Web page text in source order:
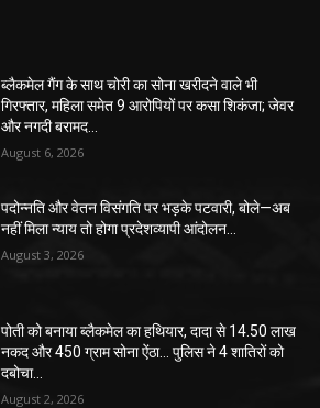
ब्लैकमेल गैंग के साथ चोरी का सोना खरीदने वाले भी
गिरफ्तार, महिला समेत 9 आरोपियों पर कसा शिकंजा; जेवर
और नगदी बरामद…
August 6, 2026
पदोन्नति और वेतन विसंगति पर भड़के पटवारी, बोले—अब
नहीं मिला न्याय तो होगा प्रदेशव्यापी आंदोलन…
August 3, 2026
पोती को बनाया ब्लैकमेल का हथियार, दादा से 14.50 लाख
नकद और 450 ग्राम सोना ऐंठा… पुलिस ने 4 शातिरों को
दबोचा…
August 2, 2026